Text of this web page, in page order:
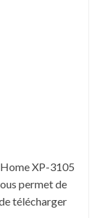
XP-3105
permet de
télécharger